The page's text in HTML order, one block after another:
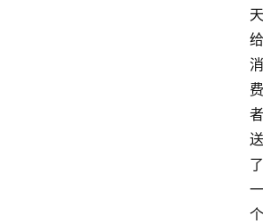
天
给
消
费
者
送
了
一
个